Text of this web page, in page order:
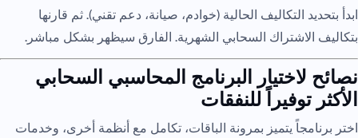
ابدأ بتحديد التكاليف الحالية (خوادم، صيانة، دعم تقني). ثم قارنها
بتكاليف الاشتراك السحابي الشهرية. الفارق سيظهر بشكل مباشر.
نصائح لاختيار البرنامج المحاسبي السحابي
الأكثر توفيراً للنفقات
اختر برنامجاً يتميز بمرونة الباقات، تكامل مع أنظمة أخرى، وخدمات